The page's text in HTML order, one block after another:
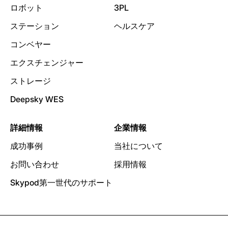
ロボット
ステーション
コンベヤー
エクスチェンジャー
ストレージ
Deepsky WES
3PL
ヘルスケア
詳細情報
成功事例
お問い合わせ
Skypod第一世代のサポート
企業情報
当社について
採用情報